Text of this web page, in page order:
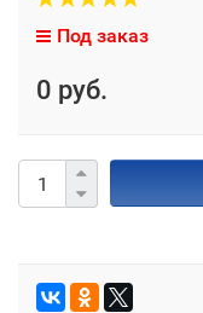
Под заказ
0 руб.